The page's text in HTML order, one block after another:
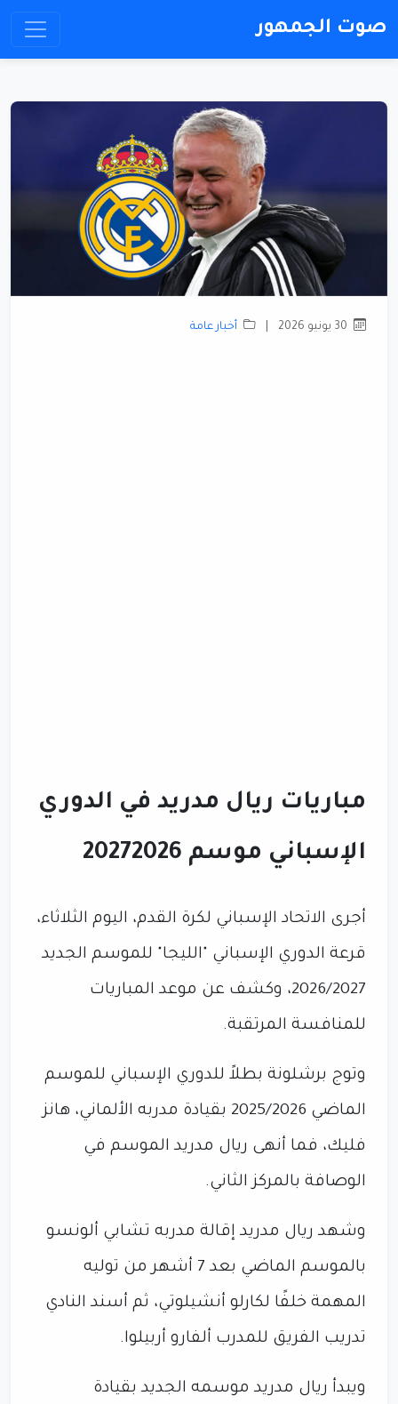
صوت الجمهور
أخبار عامة
مباريات ريال مدريد في الدوري
الإسباني موسم 20272026
أجرى الاتحاد الإسباني لكرة القدم، اليوم الثلاثاء،
قرعة الدوري الإسباني "الليجا" للموسم الجديد
2026/2027، وكشف عن موعد المباريات
للمنافسة المرتقبة.
وتوج برشلونة بطلاً للدوري الإسباني للموسم
الماضي 2025/2026 بقيادة مدربه الألماني، هانز
فليك، فما أنهى ريال مدريد الموسم في
الوصافة بالمركز الثاني.
وشهد ريال مدريد إقالة مدربه تشابي ألونسو
بالموسم الماضي بعد 7 أشهر من توليه
المهمة خلفًا لكارلو أنشيلوتي، ثم أسند النادي
تدريب الفريق للمدرب ألفارو أربيلوا.
ويبدأ ريال مدريد موسمه الجديد بقيادة